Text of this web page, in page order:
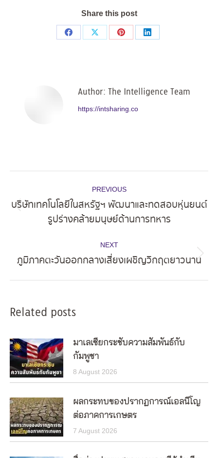
Share this post
Share
Share
Share
Share
Author: The Intelligence Team
https://intsharing.co
navigation
PREVIOUS
post:
บริษัทเทคโนโลยีในสหรัฐฯ พัฒนาและทดสอบหุ่นยนต์
รูปร่างคล้ายมนุษย์ด้านการทหาร
NEXT
Next
ภูมิภาคตะวันออกกลางเสี่ยงเผชิญวิกฤตยาวนาน
Related posts
มาเลเซียกระชับความสัมพันธ์กับ
กัมพูชา
8 August 2026
ผลกระทบของปรากฏการณ์เอลนีโญ
ต่อภาคการเกษตร
7 August 2026